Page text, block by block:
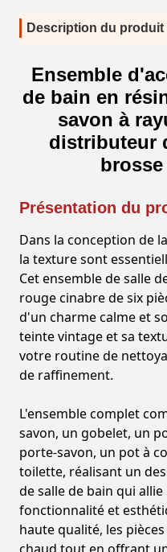
Description du produit
Ensemble
de bain en
savon à
distributeur
Présentation du
Dans la conception de
la texture sont
Cet ensemble de salle
rouge cinabre de six
d'un charme calme et
teinte vintage et sa
votre routine de
de raffinement.
L'ensemble complet
savon, un gobelet, un
porte-savon, un pot à
toilette, réalisant un
de salle de bain qui
fonctionnalité et
haute qualité, les